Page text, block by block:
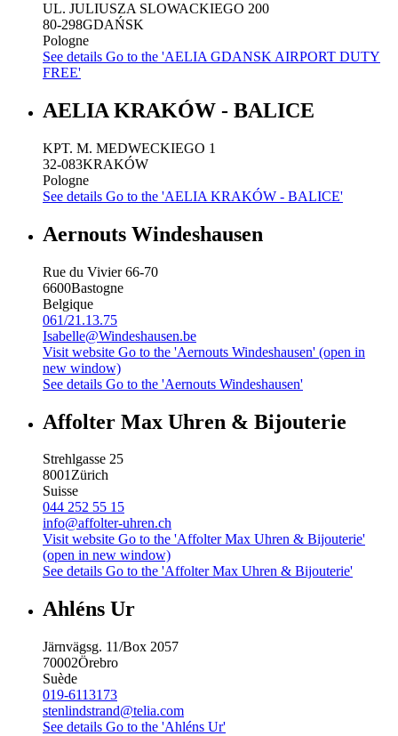
UL. JULIUSZA SLOWACKIEGO 200
80-298GDAŃSK
Pologne
See details Go to the 'AELIA GDANSK AIRPORT DUTY
FREE'
AELIA KRAKÓW - BALICE
KPT. M. MEDWECKIEGO 1
32-083KRAKÓW
Pologne
See details Go to the 'AELIA KRAKÓW - BALICE'
Aernouts Windeshausen
Rue du Vivier 66-70
6600Bastogne
Belgique
061/21.13.75
Isabelle@Windeshausen.be
Visit website Go to the 'Aernouts Windeshausen' (open in
new window)
See details Go to the 'Aernouts Windeshausen'
Affolter Max Uhren & Bijouterie
Strehlgasse 25
8001Zürich
Suisse
044 252 55 15
info@affolter-uhren.ch
Visit website Go to the 'Affolter Max Uhren & Bijouterie'
(open in new window)
See details Go to the 'Affolter Max Uhren & Bijouterie'
Ahléns Ur
Järnvägsg. 11/Box 2057
70002Örebro
Suède
019-6113173
stenlindstrand@telia.com
See details Go to the 'Ahléns Ur'